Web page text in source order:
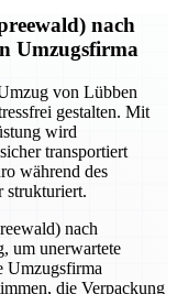
nach
Umzugsfirma
von Lübben
gestalten. Mit
wird
transportiert
während des
strukturiert.
nach
um unerwartete
Umzugsfirma
die Verpackung